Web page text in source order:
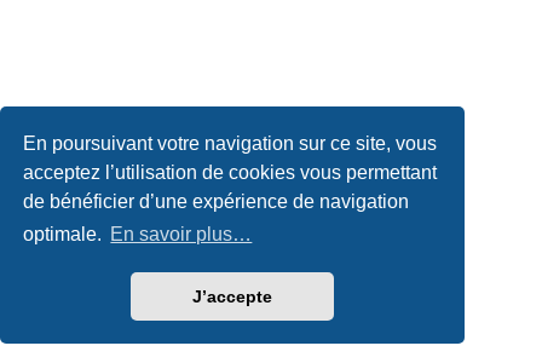
En poursuivant votre navigation sur ce site, vous
acceptez l’utilisation de cookies vous permettant
de bénéficier d’une expérience de navigation
optimale. En savoir plus…
J’accepte